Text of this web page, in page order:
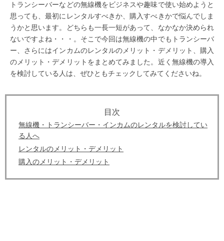
トランシーバーなどの無線機をビジネスや趣味で使い始めようと
思っても、最初にレンタルすべきか、購入すべきかで悩んでしま
うかと思います。どちらも一長一短があって、なかなか決められ
ないですよね・・・。そこで今回は無線機の中でもトランシーバ
ー、さらにはインカムのレンタルのメリット・デメリット、購入
のメリット・デメリットをまとめてみました。近く無線機の導入
を検討している人は、ぜひともチェックしてみてくださいね。
無線機・トランシーバー・インカムのレンタルを検討してい
る人へ
レンタルのメリット・デメリット
購入のメリット・デメリット